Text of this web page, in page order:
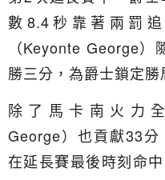
數8.4秒靠著兩罰
（Keyonte George
勝三分，為爵士鎖定勝
除了馬卡南火力
George）也貢獻33
在延長賽最後時刻命